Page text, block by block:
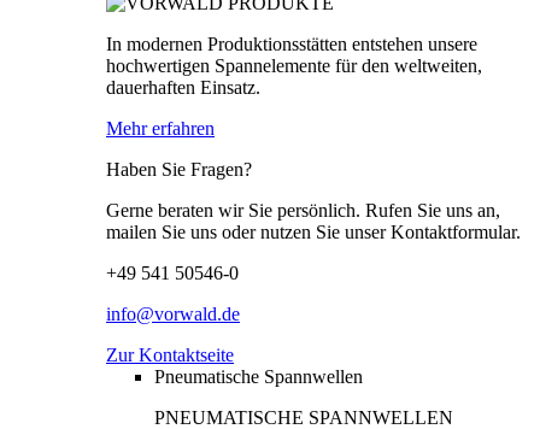
In modernen Produktionsstätten entstehen unsere
hochwertigen Spannelemente für den weltweiten,
dauerhaften Einsatz.
Mehr erfahren
Haben Sie Fragen?
Gerne beraten wir Sie persönlich. Rufen Sie uns an,
mailen Sie uns oder nutzen Sie unser Kontaktformular.
+49 541 50546-0
info@vorwald.de
Zur Kontaktseite
Pneumatische Spannwellen
PNEUMATISCHE SPANNWELLEN